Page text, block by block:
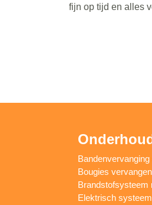
fijn op tijd en alles
Bougies vervangen
Brandstofsysteem
Elektrisch